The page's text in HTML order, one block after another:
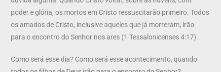
poder e glória, os mortos em Cristo ressuscitarão primeiro. Todos
os amados de Cristo, inclusive aqueles que já morreram, irão
para o encontro do Senhor nos ares (1 Tessalonicenses 4:17).
Como será esse dia? Como será esse acontecimento, quando